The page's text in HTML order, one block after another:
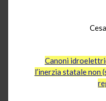
Canoni
l’inerzia statale non